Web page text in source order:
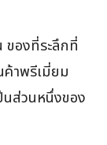
องที่ระลึกที่
าพรีเมี่ยม
นส่วนหนึ่งของ